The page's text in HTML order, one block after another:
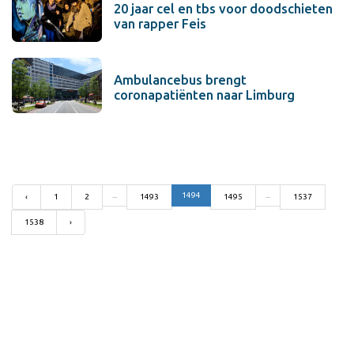
20 jaar cel en tbs voor doodschieten
van rapper Feis
Ambulancebus brengt
coronapatiënten naar Limburg
‹ 1 2 1493 1494 1495 1537
1538 ›